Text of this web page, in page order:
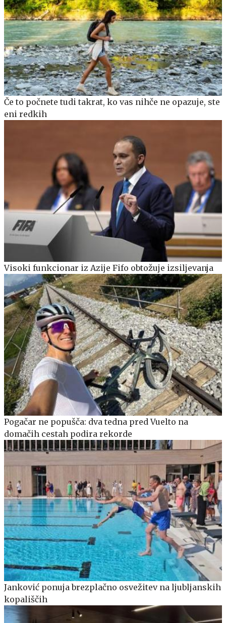
Če to počnete tudi takrat, ko vas nihče ne opazuje, ste
eni redkih
Visoki funkcionar iz Azije Fifo obtožuje izsiljevanja
Pogačar ne popušča: dva tedna pred Vuelto na
domačih cestah podira rekorde
Janković ponuja brezplačno osvežitev na ljubljanskih
kopališčih